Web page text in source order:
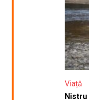
Viață
Nistru